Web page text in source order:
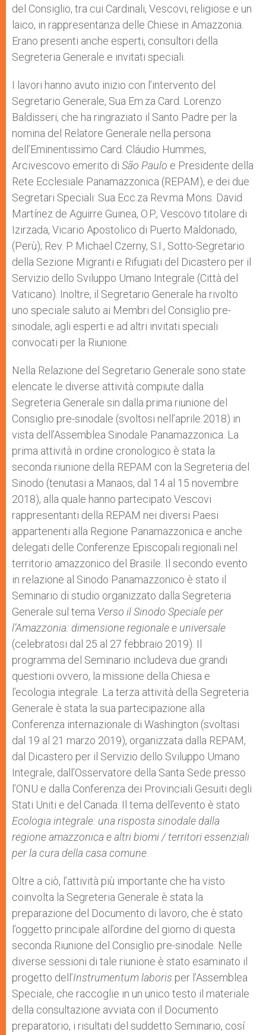
del Consiglio, tra cui Cardinali, Vescovi, religiose e un
laico, in rappresentanza delle Chiese in Amazzonia.
Erano presenti anche esperti, consultori della
Segreteria Generale e invitati speciali.
I lavori hanno avuto inizio con l’intervento del
Segretario Generale, Sua Em.za Card. Lorenzo
Baldisseri, che ha ringraziato il Santo Padre per la
nomina del Relatore Generale nella persona
dell’Eminentissimo Card. Cláudio Hummes,
Arcivescovo emerito di São Paulo e Presidente della
Rete Ecclesiale Panamazzonica (REPAM), e dei due
Segretari Speciali: Sua Ecc.za Rev.ma Mons. David
Martínez de Aguirre Guinea, O.P., Vescovo titolare di
Izirzada, Vicario Apostolico di Puerto Maldonado,
(Perù); Rev. P. Michael Czerny, S.I., Sotto-Segretario
della Sezione Migranti e Rifugiati del Dicastero per il
Servizio dello Sviluppo Umano Integrale (Città del
Vaticano). Inoltre, il Segretario Generale ha rivolto
uno speciale saluto ai Membri del Consiglio pre-
sinodale, agli esperti e ad altri invitati speciali
convocati per la Riunione.
Nella Relazione del Segretario Generale sono state
elencate le diverse attività compiute dalla
Segreteria Generale sin dalla prima riunione del
Consiglio pre-sinodale (svoltosi nell’aprile 2018) in
vista dell’Assemblea Sinodale Panamazzonica. La
prima attività in ordine cronologico è stata la
seconda riunione della REPAM con la Segreteria del
Sinodo (tenutasi a Manaos, dal 14 al 15 novembre
2018), alla quale hanno partecipato Vescovi
rappresentanti della REPAM nei diversi Paesi
appartenenti alla Regione Panamazzonica e anche
delegati delle Conferenze Episcopali regionali nel
territorio amazzonico del Brasile. Il secondo evento
in relazione al Sinodo Panamazzonico è stato il
Seminario di studio organizzato dalla Segreteria
Generale sul tema Verso il Sinodo Speciale per
l’Amazzonia: dimensione regionale e universale
(celebratosi dal 25 al 27 febbraio 2019). Il
programma del Seminario includeva due grandi
questioni ovvero, la missione della Chiesa e
l’ecologia integrale. La terza attività della Segreteria
Generale è stata la sua partecipazione alla
Conferenza internazionale di Washington (svoltasi
dal 19 al 21 marzo 2019), organizzata dalla REPAM,
dal Dicastero per il Servizio dello Sviluppo Umano
Integrale, dall’Osservatore della Santa Sede presso
l’ONU e dalla Conferenza dei Provinciali Gesuiti degli
Stati Uniti e del Canada. Il tema dell’evento è stato
Ecologia integrale: una risposta sinodale dalla
regione amazzonica e altri biomi / territori essenziali
per la cura della casa comune
Oltre a ciò, l’attività più importante che ha visto
coinvolta la Segreteria Generale è stata la
preparazione del Documento di lavoro, che è stato
l’oggetto principale all’ordine del giorno di questa
seconda Riunione del Consiglio pre-sinodale. Nelle
diverse sessioni di tale riunione è stato esaminato il
progetto dell’Instrumentum laboris per l’Assemblea
Speciale, che raccoglie in un unico testo il materiale
della consultazione avviata con il Documento
preparatorio, i risultati del suddetto Seminario, cosí